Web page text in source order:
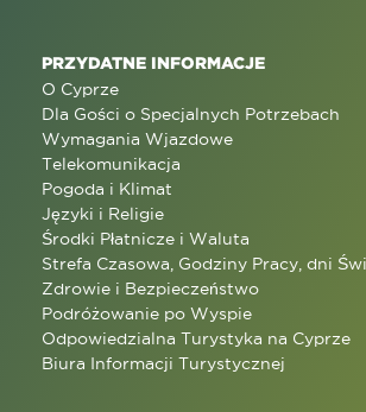
PRZYDATNE INFORMACJE
O Cyprze
Dla Gości o Specjalnych Potrzebach
Wymagania Wjazdowe
Telekomunikacja
Pogoda i Klimat
Języki i Religie
Środki Płatnicze i Waluta
Strefa Czasowa, Godziny Pracy, dni
Zdrowie i Bezpieczeństwo
Podróżowanie po Wyspie
Odpowiedzialna Turystyka na Cyprze
Biura Informacji Turystycznej